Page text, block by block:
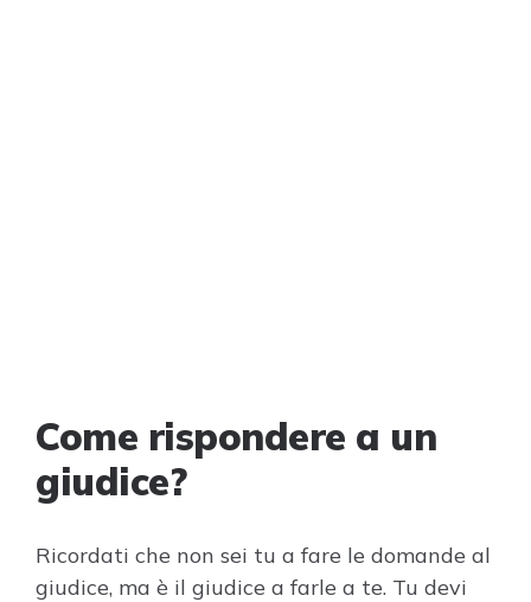
Come rispondere a un
giudice?
Ricordati che non sei tu a fare le domande al
giudice, ma è il giudice a farle a te. Tu devi